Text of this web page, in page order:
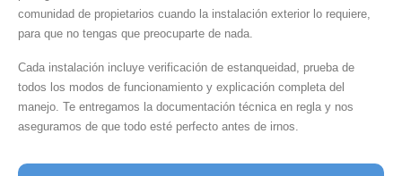
comunidad de propietarios cuando la instalación exterior lo requiere,
para que no tengas que preocuparte de nada.
Cada instalación incluye verificación de estanqueidad, prueba de
todos los modos de funcionamiento y explicación completa del
manejo. Te entregamos la documentación técnica en regla y nos
aseguramos de que todo esté perfecto antes de irnos.